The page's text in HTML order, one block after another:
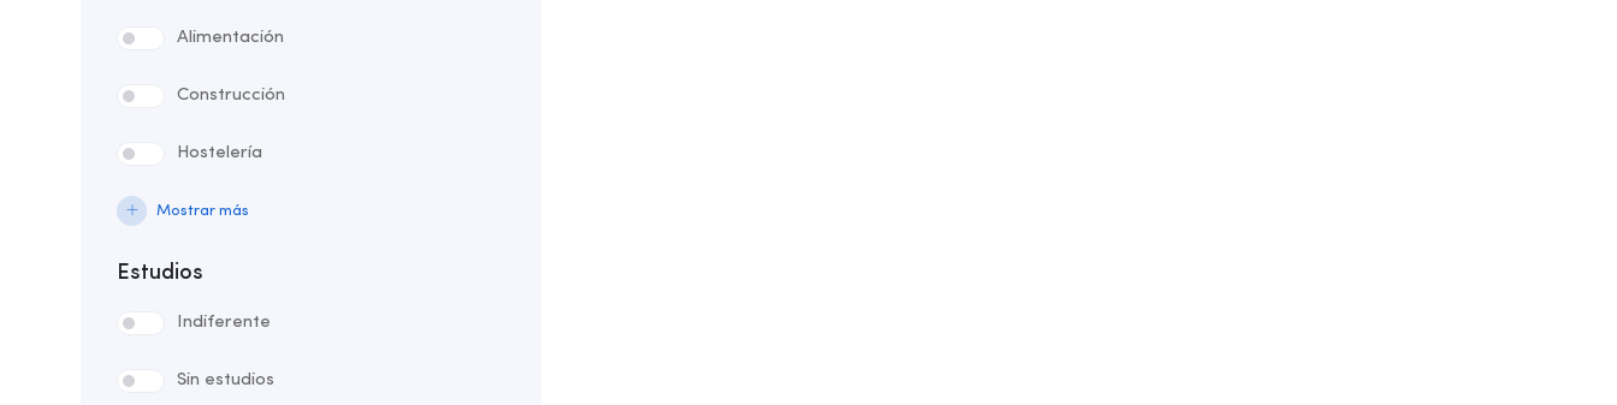
Alimentación
Construcción
Hostelería
Mostrar más
Estudios
Indiferente
Sin estudios